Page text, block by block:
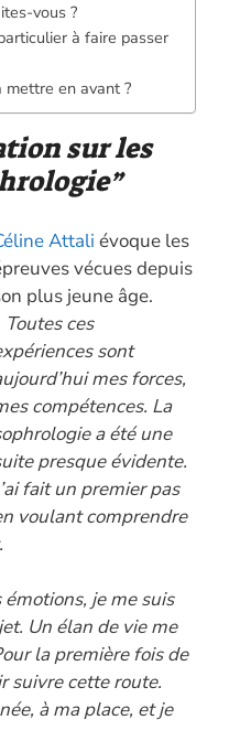
vous ?
à faire passer
mettre en avant ?
sur les
Attali évoque les
vécues depuis
plus jeune âge.
Toutes ces
sont
mes forces,
compétences. La
a été une
presque évidente.
fait un premier pas
voulant comprendre
je me suis
Un élan de vie me
la première fois de
suivre cette route.
à ma place, et je